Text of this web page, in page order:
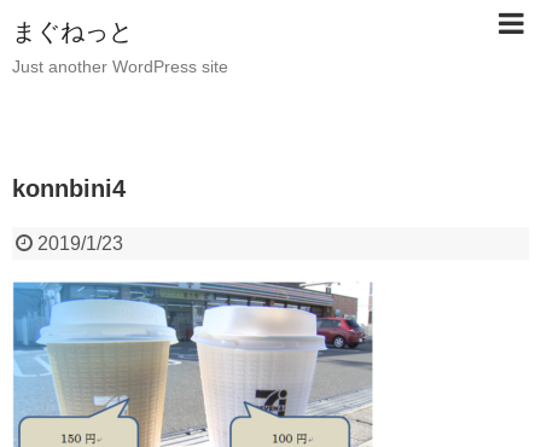
まぐねっと
Just another WordPress site
konnbini4
2019/1/23